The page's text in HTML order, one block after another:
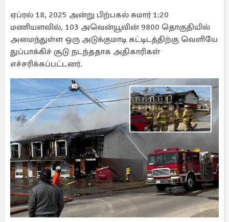
ஏப்ரல் 18, 2025 அன்று பிற்பகல் சுமார் 1:20
மணியளவில், 103 அவென்யூவின் 9800 தொகுதியில்
அமைந்துள்ள ஒரு அடுக்குமாடி கட்டிடத்திற்கு வெளியே
துப்பாக்கிச் சூடு நடந்ததாக அதிகாரிகள்
எச்சரிக்கப்பட்டனர்.